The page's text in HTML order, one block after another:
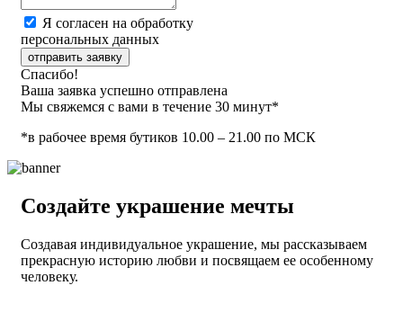
Я согласен на обработку
персональных данных
отправить заявку
Спасибо!
Ваша заявка успешно отправлена
Мы свяжемся с вами в течение 30 минут*
*в рабочее время бутиков 10.00 – 21.00 по МСК
Создайте украшение мечты
Создавая индивидуальное украшение, мы рассказываем
прекрасную историю любви и посвящаем ее особенному
человеку.